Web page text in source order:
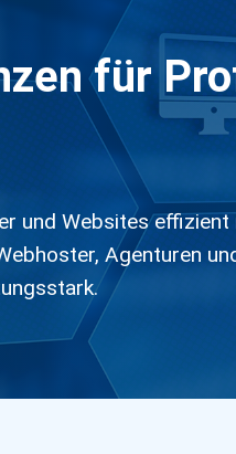
für
und Websites
Agenturen